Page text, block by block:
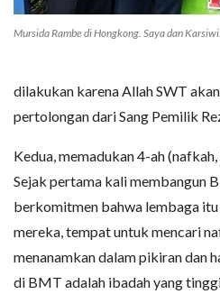
Mursida Rambe di Hongkong. Saya dan Karsiwi.
dilakukan karena Allah SWT
pertolongan dari Sang Pemilik
Kedua, memadukan 4-ah
Sejak pertama kali membangun
berkomitmen bahwa lembaga
mereka, tempat untuk mencari
menanamkan dalam pikiran dan
di BMT adalah ibadah yang